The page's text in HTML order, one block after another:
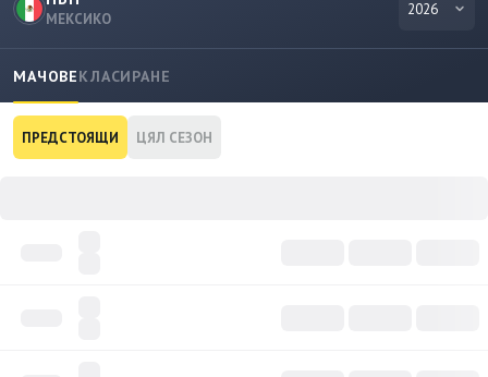
МЕКСИКО
2026
МАЧОВЕКЛАСИРАНЕ
ПРЕДСТОЯЩИ ЦЯЛ СЕЗОН